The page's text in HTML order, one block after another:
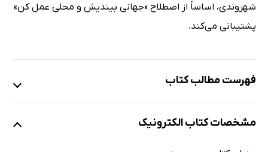
شهروندی، اساساً از اصطلاح «جهانی بیندیش و محلی عمل کن»
پشتیبانی می‌کند.
فهرست مطالب کتاب
مفهوم شهروند و شهروندی
آموزش شهروندی به عنوان واقعیت اجتماعی
مشخصات کتاب الکترونیک